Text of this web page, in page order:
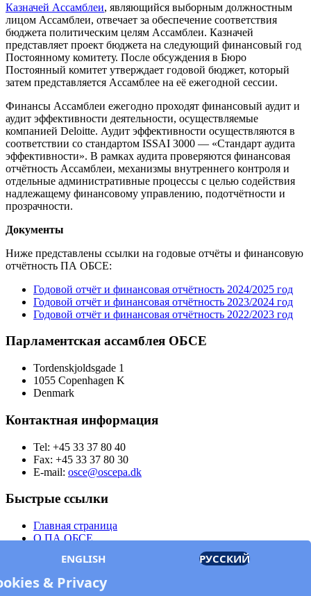
Казначей Ассамблеи, являющийся выборным должностным
лицом Ассамблеи, отвечает за обеспечение соответствия
бюджета политическим целям Ассамблеи. Казначей
представляет проект бюджета на следующий финансовый год
Постоянному комитету. После обсуждения в Бюро
Постоянный комитет утверждает годовой бюджет, который
затем представляется Ассамблее на её ежегодной сессии.
Финансы Ассамблеи ежегодно проходят финансовый аудит и
аудит эффективности деятельности, осуществляемые
компанией Deloitte. Аудит эффективности осуществляются в
соответствии со стандартом ISSAI 3000 — «Стандарт аудита
эффективности». В рамках аудита проверяются финансовая
отчётность Ассамблеи, механизмы внутреннего контроля и
отдельные административные процессы с целью содействия
надлежащему финансовому управлению, подотчётности и
прозрачности.
Документы
Ниже представлены ссылки на годовые отчёты и финансовую
отчётность ПА ОБСЕ:
Годовой отчёт и финансовая отчётность 2024/2025 год
Годовой отчёт и финансовая отчётность 2023/2024 год
Годовой отчёт и финансовая отчётность 2022/2023 год
Парламентская ассамблея ОБСЕ
Tordenskjoldsgade 1
1055 Copenhagen K
Denmark
Контактная информация
Tel: +45 33 37 80 40
Fax: +45 33 37 80 30
E-mail: osce@oscepa.dk
Быстрые ссылки
Главная страница
О ПА ОБСЕ
Члены
Документы
OSCE.org
ENGLISH РУССКИЙ
& Privacy